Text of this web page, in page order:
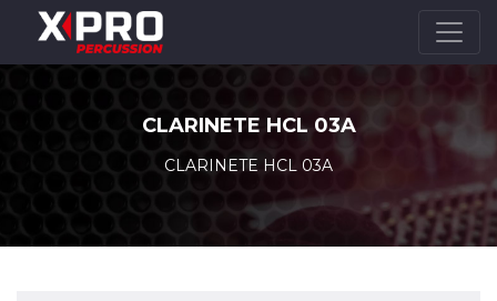
CLARINETE HCL 03A
CLARINETE HCL 03A